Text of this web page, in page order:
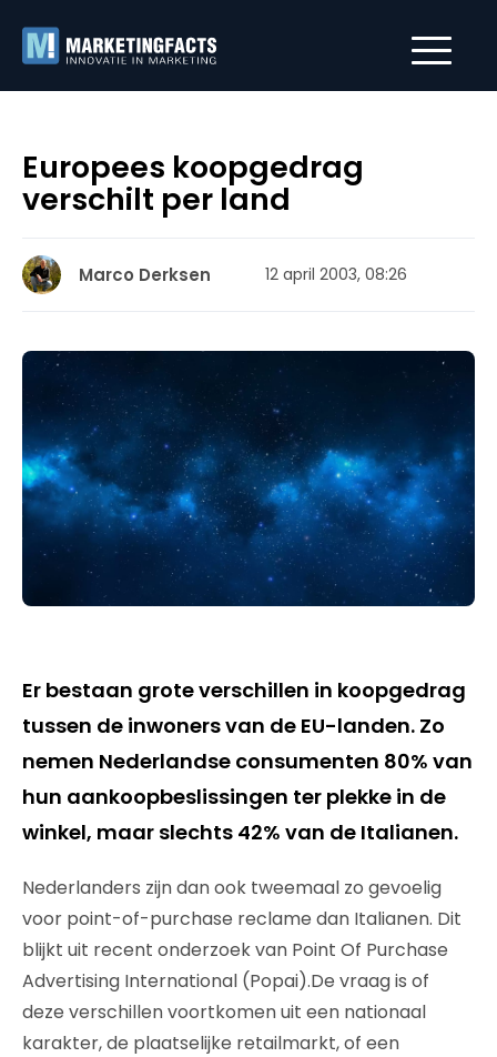
Europees koopgedrag
verschilt per land
Marco Derksen 12 april 2003, 08:26
Er bestaan grote verschillen in koopgedrag
tussen de inwoners van de EU-landen. Zo
nemen Nederlandse consumenten 80% van
hun aankoopbeslissingen ter plekke in de
winkel, maar slechts 42% van de Italianen.
Nederlanders zijn dan ook tweemaal zo gevoelig
voor point-of-purchase reclame dan Italianen. Dit
blijkt uit recent onderzoek van Point Of Purchase
Advertising International (Popai).De vraag is of
deze verschillen voortkomen uit een nationaal
karakter, de plaatselijke retailmarkt, of een